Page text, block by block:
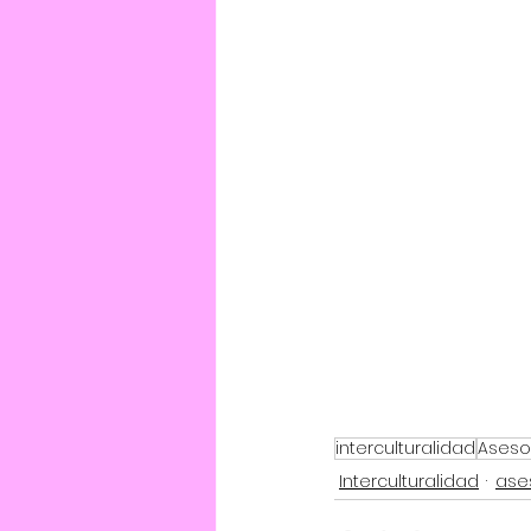
interculturalidad
Interculturalidad